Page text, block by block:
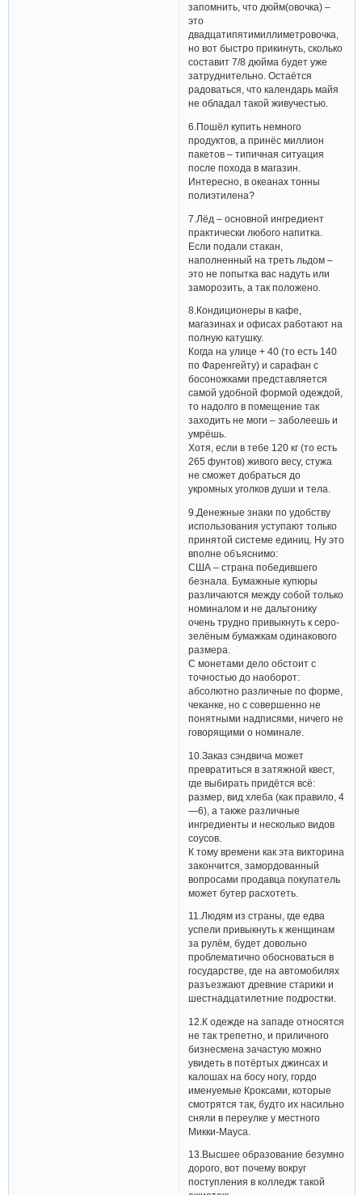
запомнить, что дюйм(овочка) –
это
двадцатипятимиллиметровочка,
но вот быстро прикинуть, сколько
составит 7/8 дюйма будет уже
затруднительно. Остаётся
радоваться, что календарь майя
не обладал такой живучестью.
6.Пошёл купить немного
продуктов, а принёс миллион
пакетов – типичная ситуация
после похода в магазин.
Интересно, в океанах тонны
полиэтилена?
7.Лёд – основной ингредиент
практически любого напитка.
Если подали стакан,
наполненный на треть льдом –
это не попытка вас надуть или
заморозить, а так положено.
8.Кондиционеры в кафе,
магазинах и офисах работают на
полную катушку.
Когда на улице + 40 (то есть 140
по Фаренгейту) и сарафан с
босоножками представляется
самой удобной формой одеждой,
то надолго в помещение так
заходить не моги – заболеешь и
умрёшь.
Хотя, если в тебе 120 кг (то есть
265 фунтов) живого весу, стужа
не сможет добраться до
укромных уголков души и тела.
9.Денежные знаки по удобству
использования уступают только
принятой системе единиц. Ну это
вполне объяснимо:
США – страна победившего
безнала. Бумажные купюры
различаются между собой только
номиналом и не дальтонику
очень трудно привыкнуть к серо-
зелёным бумажкам одинакового
размера.
С монетами дело обстоит с
точностью до наоборот:
абсолютно различные по форме,
чеканке, но с совершенно не
понятными надписями, ничего не
говорящими о номинале.
10.Заказ сэндвича может
превратиться в затяжной квест,
где выбирать придётся всё:
размер, вид хлеба (как правило, 4
—6), а также различные
ингредиенты и несколько видов
соусов.
К тому времени как эта викторина
закончится, замордованный
вопросами продавца покупатель
может бутер расхотеть.
11.Людям из страны, где едва
успели привыкнуть к женщинам
за рулём, будет довольно
проблематично обосноваться в
государстве, где на автомобилях
разъезжают древние старики и
шестнадцатилетние подростки.
12.К одежде на западе относятся
не так трепетно, и приличного
бизнесмена зачастую можно
увидеть в потёртых джинсах и
калошах на босу ногу, гордо
именуемые Кроксами, которые
смотрятся так, будто их насильно
сняли в переулке у местного
Микки-Мауса.
13.Высшее образование безумно
дорого, вот почему вокруг
поступления в колледж такой